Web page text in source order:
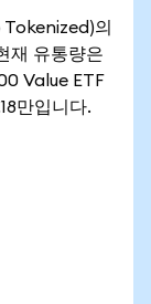
의
재 유통량은
Value ETF
만입니다.